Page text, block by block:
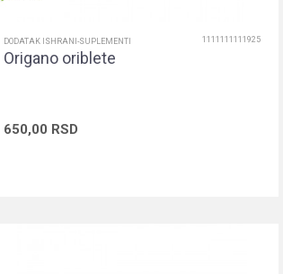
DODATAK ISHRANI-SUPLEMENTI 1111111111925
Origano oriblete
650,00 RSD